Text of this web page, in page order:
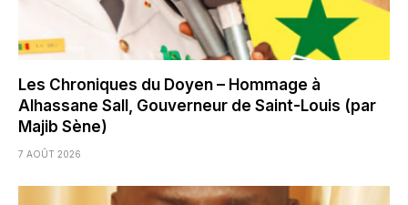
Les Chroniques du Doyen – Hommage à
Alhassane Sall, Gouverneur de Saint-Louis (par
Majib Sène)
7 AOÛT 2026